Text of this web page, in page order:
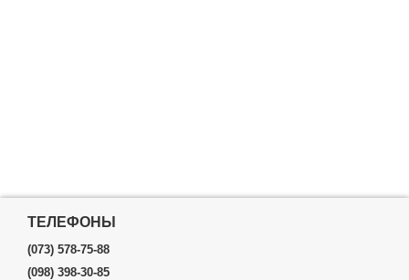
ТЕЛЕФОНЫ
(073) 578-75-88
(098) 398-30-85